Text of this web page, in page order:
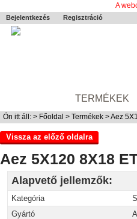
A
Bejelentkezés Regisztráció
TERMÉKEK
Ön itt áll: > Főoldal > Termékek > Aez
Vissza az előző oldalra
Aez 5X120 8X18
Alapvető jellemzők:
Kategória
Gyártó